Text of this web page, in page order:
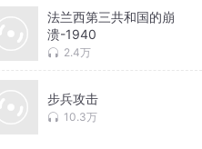
法兰西第三共和国的崩
溃-1940
2.4万
步兵攻击
10.3万